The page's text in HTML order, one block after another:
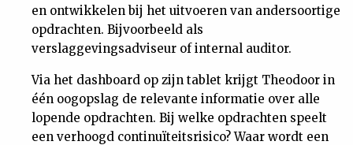
en ontwikkelen bij het uitvoeren van andersoortige
opdrachten. Bijvoorbeeld als
verslaggevingsadviseur of internal auditor.
Via het dashboard op zijn tablet krijgt Theodoor in
één oogopslag de relevante informatie over alle
lopende opdrachten. Bij welke opdrachten speelt
een verhoogd continuïteitsrisico? Waar wordt een